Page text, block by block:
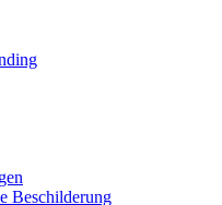
Beschilderung